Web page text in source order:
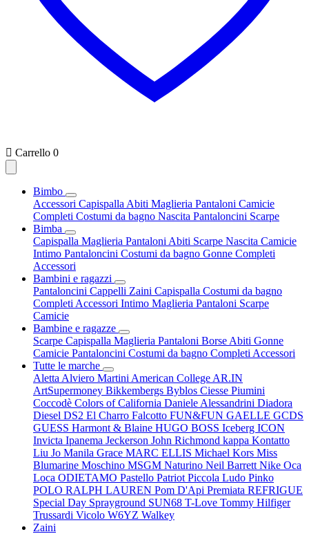
 Carrello 0
Bimbo
Accessori Capispalla Abiti Maglieria Pantaloni Camicie
Completi Costumi da bagno Nascita Pantaloncini Scarpe
Bimba
Capispalla Maglieria Pantaloni Abiti Scarpe Nascita Camicie
Intimo Pantaloncini Costumi da bagno Gonne Completi
Accessori
Bambini e ragazzi
Pantaloncini Cappelli Zaini Capispalla Costumi da bagno
Completi Accessori Intimo Maglieria Pantaloni Scarpe
Camicie
Bambine e ragazze
Scarpe Capispalla Maglieria Pantaloni Borse Abiti Gonne
Camicie Pantaloncini Costumi da bagno Completi Accessori
Tutte le marche
Aletta Alviero Martini American College AR.IN
ArtSupermoney Bikkembergs Byblos Ciesse Piumini
Coccodè Colors of California Daniele Alessandrini Diadora
Diesel DS2 El Charro Falcotto FUN&FUN GAELLE GCDS
GUESS Harmont & Blaine HUGO BOSS Iceberg ICON
Invicta Ipanema Jeckerson John Richmond kappa Kontatto
Liu Jo Manila Grace MARC ELLIS Michael Kors Miss
Blumarine Moschino MSGM Naturino Neil Barrett Nike Oca
Loca ODIETAMO Pastello Patriot Piccola Ludo Pinko
POLO RALPH LAUREN Pom D'Api Premiata REFRIGUE
Special Day Sprayground SUN68 T-Love Tommy Hilfiger
Trussardi Vicolo W6YZ Walkey
Zaini